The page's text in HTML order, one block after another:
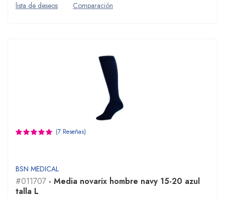
lista de deseos Comparación
(7 Reseñas)
BSN MEDICAL
#011707 - Media novarix hombre navy 15-20 azul
talla L